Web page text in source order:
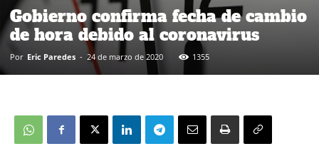
Gobierno confirma fecha de cambio
de hora debido al coronavirus
Por Eric Paredes - 24 de marzo de 2020 1355